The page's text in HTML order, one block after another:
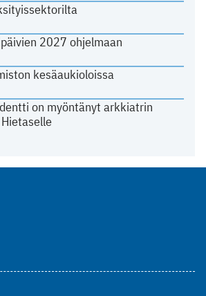
2027 ohjelmaan
kesäaukioloissa
on myöntänyt arkkiatrin